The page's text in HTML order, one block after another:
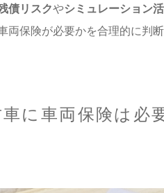
債リスクやシミュレーション
両保険が必要かを合理的に判断
に車両保険は必